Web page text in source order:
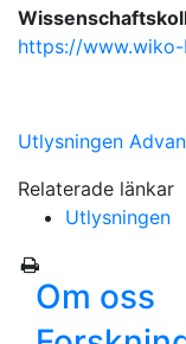
https://
Utlysningen
Relaterade länkar
Utlysningen
Om oss